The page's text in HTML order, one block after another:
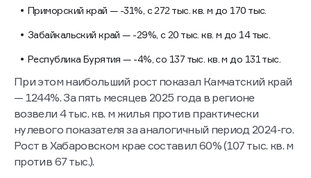
Приморский край — -31%, с 272 тыс. кв. м до 170 тыс.
Забайкальский край — -29%, с 20 тыс. кв. м до 14 тыс.
Республика Бурятия — -4%, со 137 тыс. кв. м до 131 тыс.
При этом наибольший рост показал Камчатский край
— 1244%. За пять месяцев 2025 года в регионе
возвели 4 тыс. кв. м жилья против практически
нулевого показателя за аналогичный период 2024-го.
Рост в Хабаровском крае составил 60% (107 тыс. кв. м
против 67 тыс.).